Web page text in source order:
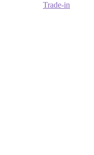
Trade-in